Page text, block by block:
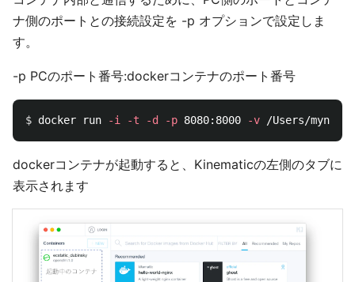
ナ側のポートとの接続設定を -p オプションで設定しま
す。
-p PCのポート番号:dockerコンテナのポート番号
$ docker run -i -t -d -p 8080:8000 -v
dockerコンテナが起動すると、Kinematicの左側のタブに
表示されます